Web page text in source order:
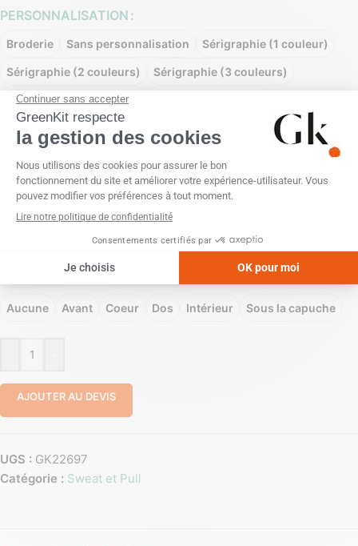
PERSONNALISATION
Broderie Sans personnalisation Sérigraphie (1 couleur)
Sérigraphie (2 couleurs) Sérigraphie (3 couleurs)
Sérigraphie (4 couleurs)
Transfert réfléchissant (1 couleur)
Transfert sérigraphique (2 couleurs)
Transfert sérigraphique (3 couleurs)
Transfert sérigraphique (4 couleurs)
Aucune Avant Coeur Dos Intérieur Sous la capuche
AJOUTER AU DEVIS
UGS : GK22697
Catégorie : Sweat et Pull